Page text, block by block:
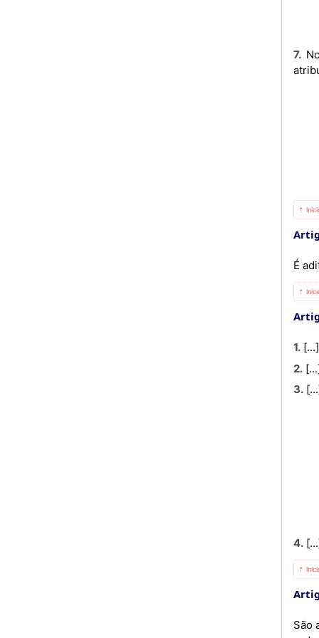
7. No domínio da determinação e outorga dos subsídios prestados pelo Estado, o IGAPE tem as seguintes
⇡
É
⇡
1.
2.
3.
4.
⇡
São